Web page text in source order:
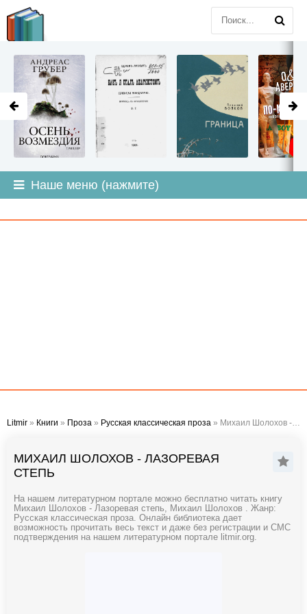
Наше меню (нажмите)
Litmir » Книги » Проза » Русская классическая проза » Михаил Шолохов - Лазоревая степь
МИХАИЛ ШОЛОХОВ - ЛАЗОРЕВАЯ
СТЕПЬ
На нашем литературном портале можно бесплатно читать книгу
Михаил Шолохов - Лазоревая степь, Михаил Шолохов . Жанр:
Русская классическая проза. Онлайн библиотека дает
возможность прочитать весь текст и даже без регистрации и СМС
подтверждения на нашем литературном портале litmir.org.
LITMIR.ORG